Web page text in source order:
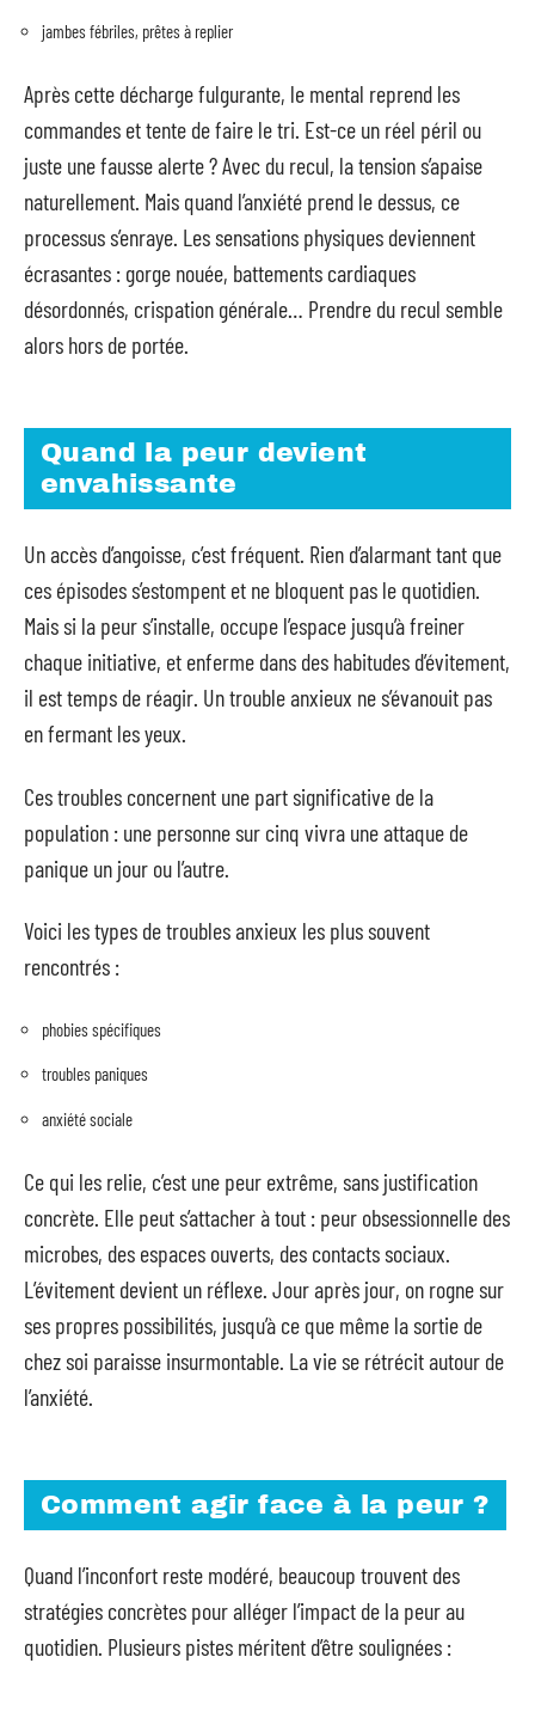
jambes fébriles, prêtes à replier
Après cette décharge fulgurante, le mental reprend les
commandes et tente de faire le tri. Est-ce un réel péril ou
juste une fausse alerte ? Avec du recul, la tension s’apaise
naturellement. Mais quand l’anxiété prend le dessus, ce
processus s’enraye. Les sensations physiques deviennent
écrasantes : gorge nouée, battements cardiaques
désordonnés, crispation générale… Prendre du recul semble
alors hors de portée.
Quand la peur devient
envahissante
Un accès d’angoisse, c’est fréquent. Rien d’alarmant tant que
ces épisodes s’estompent et ne bloquent pas le quotidien.
Mais si la peur s’installe, occupe l’espace jusqu’à freiner
chaque initiative, et enferme dans des habitudes d’évitement,
il est temps de réagir. Un trouble anxieux ne s’évanouit pas
en fermant les yeux.
Ces troubles concernent une part significative de la
population : une personne sur cinq vivra une attaque de
panique un jour ou l’autre.
Voici les types de troubles anxieux les plus souvent
rencontrés :
phobies spécifiques
troubles paniques
anxiété sociale
Ce qui les relie, c’est une peur extrême, sans justification
concrète. Elle peut s’attacher à tout : peur obsessionnelle des
microbes, des espaces ouverts, des contacts sociaux.
L’évitement devient un réflexe. Jour après jour, on rogne sur
ses propres possibilités, jusqu’à ce que même la sortie de
chez soi paraisse insurmontable. La vie se rétrécit autour de
l’anxiété.
Comment agir face à la peur ?
Quand l’inconfort reste modéré, beaucoup trouvent des
stratégies concrètes pour alléger l’impact de la peur au
quotidien. Plusieurs pistes méritent d’être soulignées :